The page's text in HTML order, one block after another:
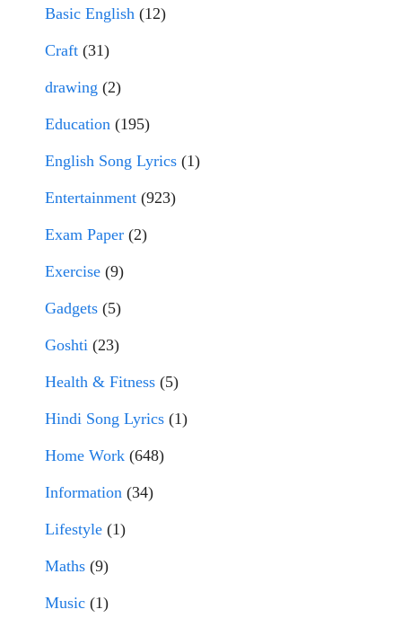
Basic English (12)
Craft (31)
drawing (2)
Education (195)
English Song Lyrics (1)
Entertainment (923)
Exam Paper (2)
Exercise (9)
Gadgets (5)
Goshti (23)
Health & Fitness (5)
Hindi Song Lyrics (1)
Home Work (648)
Information (34)
Lifestyle (1)
Maths (9)
Music (1)